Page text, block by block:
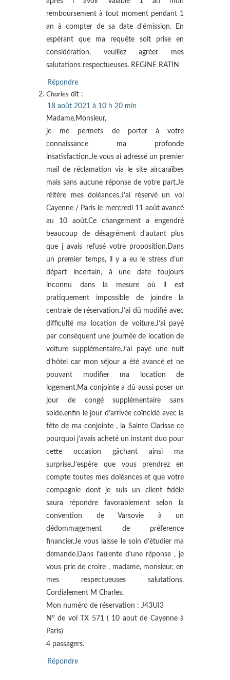
remboursement à tout moment pendant 1
an à compter de sa date d’émission. En
espérant que ma requête soit prise en
considération, veuillez agréer mes
salutations respectueuses. REGINE RATIN
Répondre
Charles dit :
18 août 2021 à 10 h 20 min
Madame,Monsieur,
je me permets de porter à votre
connaissance ma profonde
insatisfaction.Je vous ai adressé un premier
mail de réclamation via le site aircaraïbes
mais sans aucune réponse de votre part.Je
réitère mes doléances.J’ai réservé un vol
Cayenne / Paris le mercredi 11 août avancé
au 10 août.Ce changement a engendré
beaucoup de désagrément d’autant plus
que j avais refusé votre proposition.Dans
un premier temps, il y a eu le stress d’un
départ incertain, à une date toujours
inconnu dans la mesure où il est
pratiquement impossible de joindre la
centrale de réservation.J’ai dû modifié avec
difficulté ma location de voiture.J’ai payé
par conséquent une journée de location de
voiture supplémentaire.J’ai payé une nuit
d’hôtel car mon séjour a été avancé et ne
pouvant modifier ma location de
logement.Ma conjointe a dû aussi poser un
jour de congé supplémentaire sans
solde.enfin le jour d’arrivée coïncidé avec la
fête de ma conjointe , la Sainte Clarisse ce
pourquoi j’avais acheté un instant duo pour
cette occasion gâchant ainsi ma
surprise.J’espère que vous prendrez en
compte toutes mes doléances et que votre
compagnie dont je suis un client fidèle
saura répondre favorablement selon la
convention de Varsovie à un
dédommagement de préference
financier.Je vous laisse le soin d’étudier ma
demande.Dans l’attente d’une réponse , je
vous prie de croire , madame, monsieur, en
mes respectueuses salutations.
Cordialement M Charles.
Mon numéro de réservation : J43UI3
N° de vol TX 571 ( 10 aout de Cayenne à
Paris)
4 passagers.
Répondre